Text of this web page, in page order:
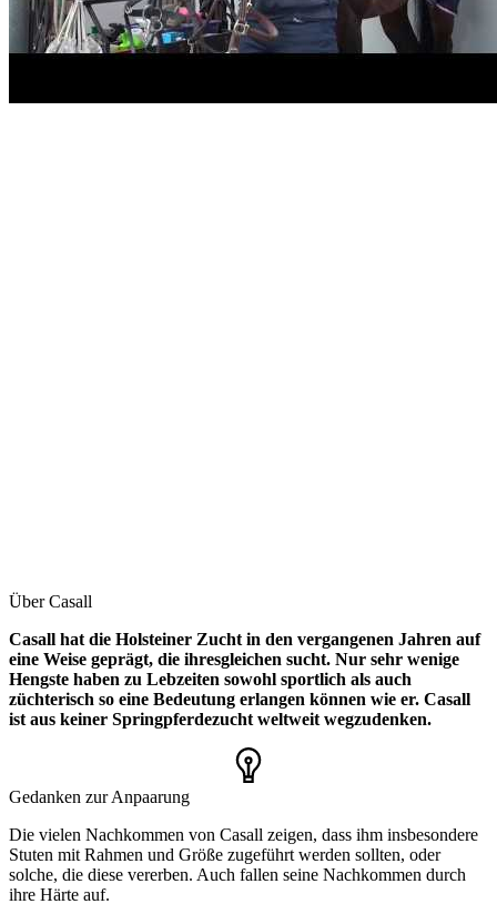
Über Casall
Casall hat die Holsteiner Zucht in den vergangenen Jahren auf
eine Weise geprägt, die ihresgleichen sucht. Nur sehr wenige
Hengste haben zu Lebzeiten sowohl sportlich als auch
züchterisch so eine Bedeutung erlangen können wie er. Casall
ist aus keiner Springpferdezucht weltweit wegzudenken.
Gedanken zur Anpaarung
Die vielen Nachkommen von Casall zeigen, dass ihm insbesondere
Stuten mit Rahmen und Größe zugeführt werden sollten, oder
solche, die diese vererben. Auch fallen seine Nachkommen durch
ihre Härte auf.